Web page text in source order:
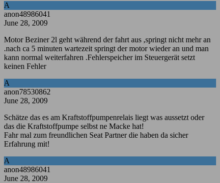
A
anon48986041
June 28, 2009
Motor Beziner 2l geht während der fahrt aus ,springt nicht mehr an
.nach ca 5 minuten wartezeit springt der motor wieder an und man
kann normal weiterfahren .Fehlerspeicher im Steuergerät setzt
keinen Fehler
A
anon78530862
June 28, 2009
Schätze das es am Kraftstoffpumpenrelais liegt was aussetzt oder
das die Kraftstoffpumpe selbst ne Macke hat!
Fahr mal zum freundlichen Seat Partner die haben da sicher
Erfahrung mit!
A
anon48986041
June 28, 2009